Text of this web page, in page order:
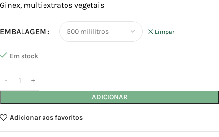
Ginex, multiextratos vegetais
EMBALAGEM Limpar
Em stock
ADICIONAR
Adicionar aos favoritos